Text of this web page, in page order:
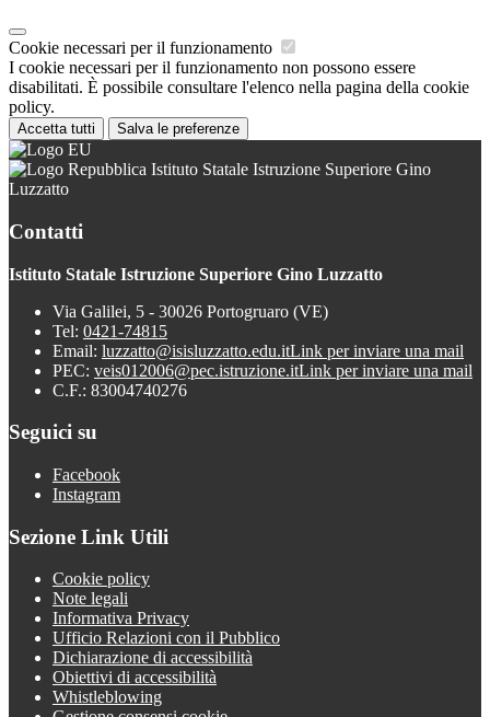
Cookie necessari per il funzionamento
I cookie necessari per il funzionamento non possono essere
disabilitati. È possibile consultare l'elenco nella pagina della cookie
policy.
Accetta tutti Salva le preferenze
Istituto Statale Istruzione Superiore Gino
Luzzatto
Contatti
Istituto Statale Istruzione Superiore Gino Luzzatto
Via Galilei, 5 - 30026 Portogruaro (VE)
Tel: 0421-74815
Email: luzzatto@isisluzzatto.edu.itLink per inviare una mail
PEC: veis012006@pec.istruzione.itLink per inviare una mail
C.F.: 83004740276
Seguici su
Facebook
Instagram
Sezione Link Utili
Cookie policy
Note legali
Informativa Privacy
Ufficio Relazioni con il Pubblico
Dichiarazione di accessibilità
Obiettivi di accessibilità
Whistleblowing